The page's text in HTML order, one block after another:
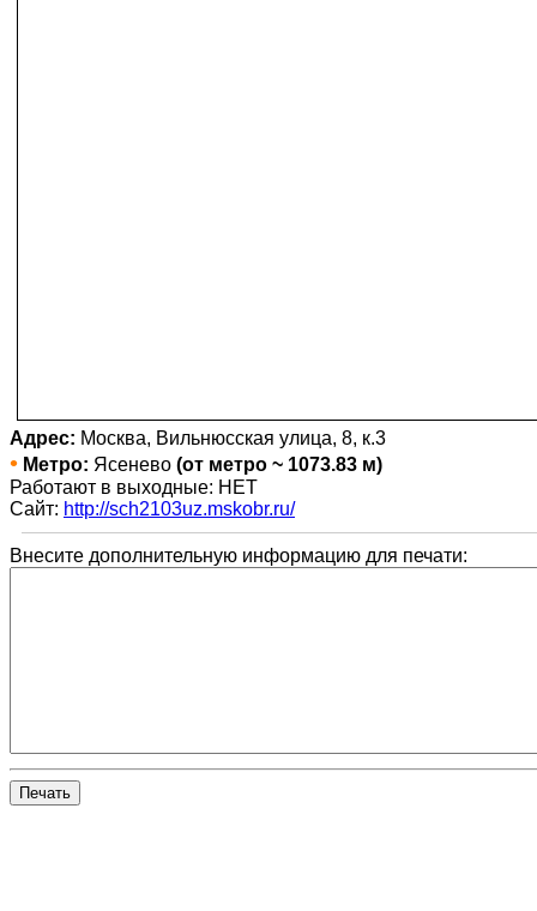
Адрес: Москва, Вильнюсская улица, 8, к.3
• Метро: Ясенево (от метро ~ 1073.83 м)
Работают в выходные: НЕТ
Сайт: http://sch2103uz.mskobr.ru/
Внесите дополнительную информацию для печати: